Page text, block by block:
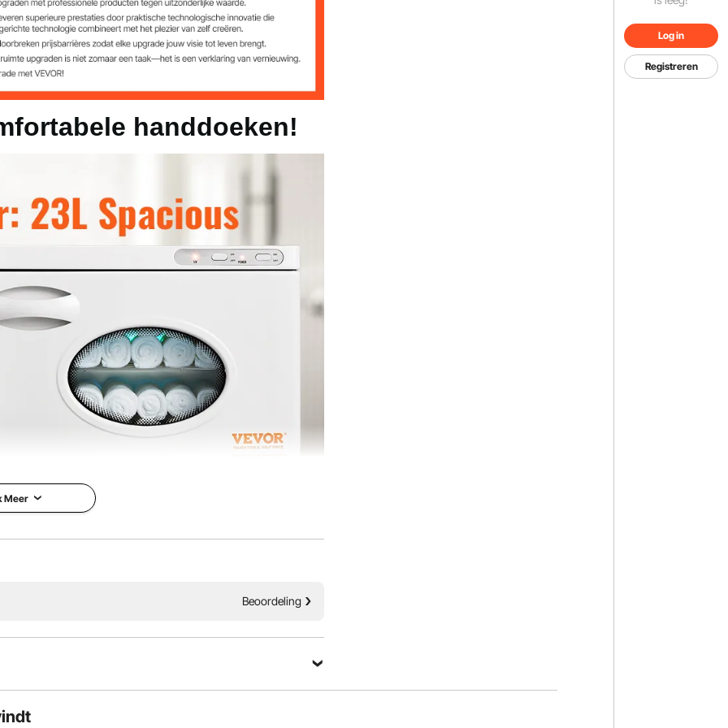
Log in
Registreren
handdoeken te controleren
handdoeken te verwarmen
125V ~ 80°C
aluminium
handdoeken!
geleverd met RVS beugels, handleiding en clip. Er
Efficiënt, praktisch en tijdbesparend.
Meer
Beoordeling